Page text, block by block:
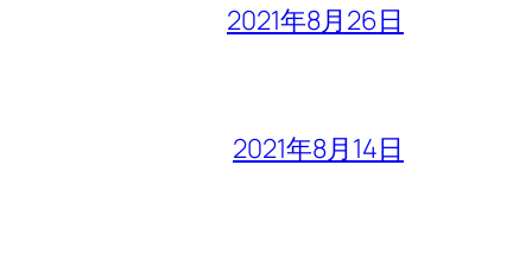
2021年8月26日
2021年8月14日